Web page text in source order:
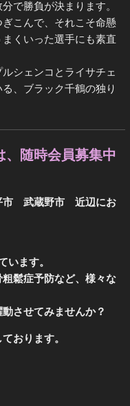
で勝負が決まります。
こんで、それこそ命懸
くいった選手にも素直
シェンコとライサチェ
、ブラック千鶴の独り
、随時会員募集中
武蔵野市 近辺にお
います。
鬆症予防など、様々な
させてみませんか？
おります。